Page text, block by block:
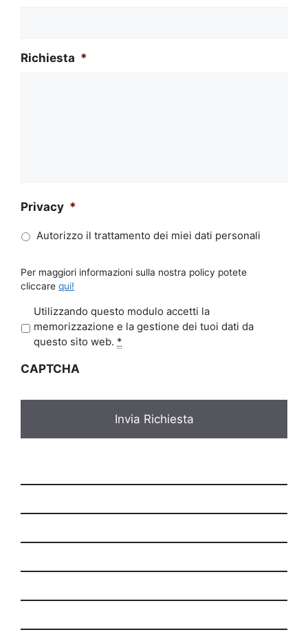
Richiesta *
Privacy *
Autorizzo il trattamento dei miei dati personali
Per maggiori informazioni sulla nostra policy potete
cliccare qui!
r
a
y
Utilizzando questo modulo accetti la
memorizzazione e la gestione dei tuoi dati da
questo sito web. *
CAPTCHA